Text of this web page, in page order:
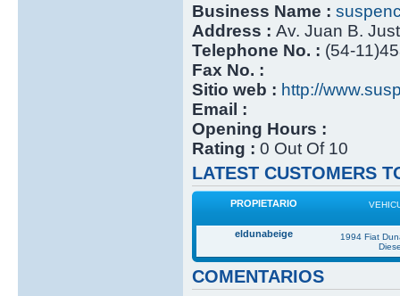
Business Name :
Address : Av. Juan B.
Telephone No. : (54-
Fax No. :
Sitio web : http://
Email :
Opening Hours :
Rating : 0 Out Of 10
LATEST CUSTOMERS
PROPIETARIO
eldunabeige
1994 Fiat
COMENTARIOS